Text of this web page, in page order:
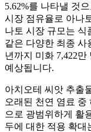
5.62%를 나타낼 것
시장 점유율로 아나
나토 시장 규모는 식
같은 다양한 최종 사
년까지 미화 7,422
예상됩니다.
아치오테 씨앗 추출
오래된 천연 염료 중
으로 광범위하게 활
두에 대한 적용 확대